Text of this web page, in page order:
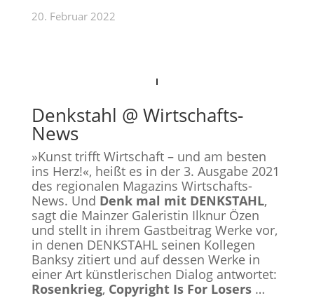
20. Februar 2022
Denkstahl @ Wirtschafts-
News
»Kunst trifft Wirtschaft – und am besten
ins Herz!«, heißt es in der 3. Ausgabe 2021
des regionalen Magazins Wirtschafts-
News. Und Denk mal mit DENKSTAHL,
sagt die Mainzer Galeristin Ilknur Özen
und stellt in ihrem Gastbeitrag Werke vor,
in denen DENKSTAHL seinen Kollegen
Banksy zitiert und auf dessen Werke in
einer Art künstlerischen Dialog antwortet:
Rosenkrieg, Copyright Is For Losers…